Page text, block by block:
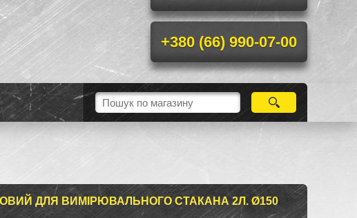
+380 (66) 990-07-00
ДЛЯ ВИМІРЮВАЛЬНОГО СТАКАНА 2Л. Ø150